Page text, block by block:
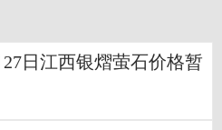
日江西银熠萤石价格暂